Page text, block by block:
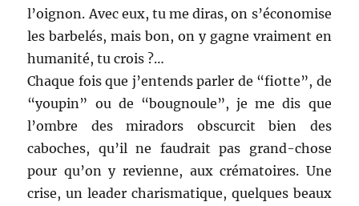
l’oignon. Avec eux, tu me diras, on s’économise
les barbelés, mais bon, on y gagne vraiment en
humanité, tu crois ?…
Chaque fois que j’entends parler de “fiotte”, de
“youpin” ou de “bougnoule”, je me dis que
l’ombre des miradors obscurcit bien des
caboches, qu’il ne faudrait pas grand-chose
pour qu’on y revienne, aux crématoires. Une
crise, un leader charismatique, quelques beaux